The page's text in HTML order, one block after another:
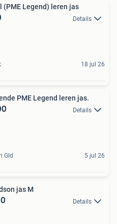
(PME Legend) leren jas
Details
18 jul 26
PME Legend leren jas.
Details
Gld 5 jul 26
jas M
Details